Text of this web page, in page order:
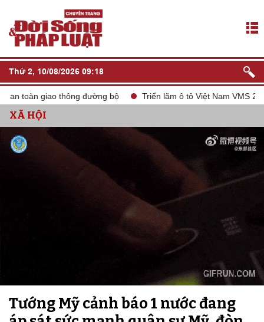
Thứ 2, 10/08/2026 09:18
giao thông đường bộ Triển lãm ô tô Việt Nam VMS 2024
XÃ HỘI
Tướng Mỹ cảnh báo 1 nước đang